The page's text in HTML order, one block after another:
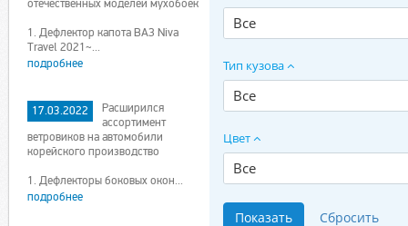
отечественных моделей мухобоек
1. Дефлектор капота ВАЗ Niva
Travel 2021~...
подробнее
17.03.2022
Расширился
ассортимент
ветровиков на автомобили
корейского производство
1. Дефлекторы боковых окон...
подробнее
Все
Тип кузова
Все
Цвет
Все